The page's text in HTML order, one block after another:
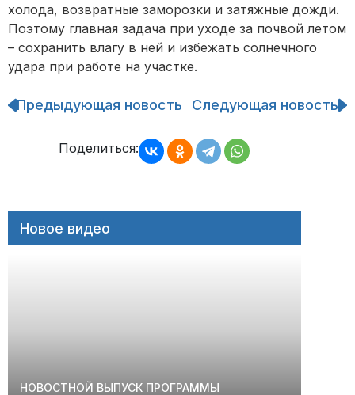
холода, возвратные заморозки и затяжные дожди.
Поэтому главная задача при уходе за почвой летом
– сохранить влагу в ней и избежать солнечного
удара при работе на участке.
Навигация
записям
Предыдующая новость Следующая новость
Поделиться:
Новое видео
НОВОСТНОЙ ВЫПУСК ПРОГРАММЫ